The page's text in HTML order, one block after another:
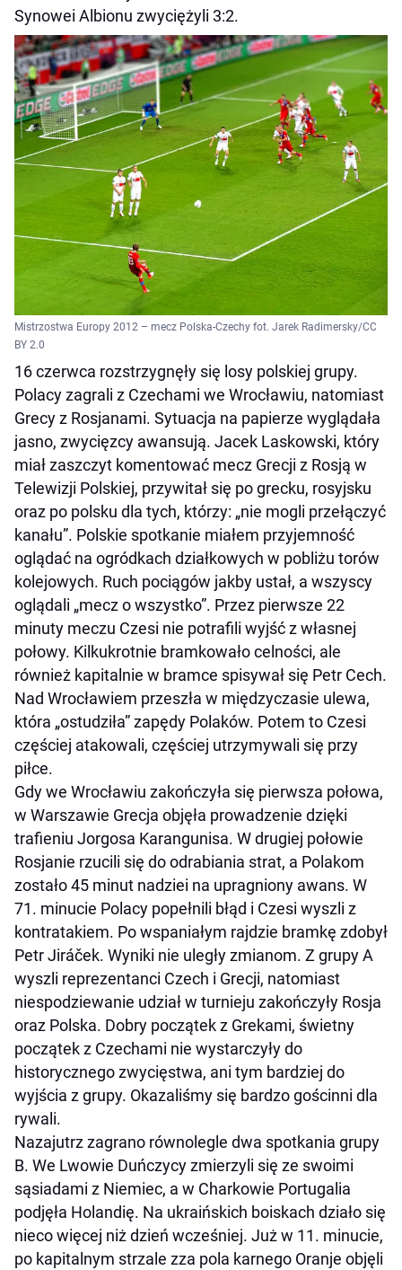
Synowei Albionu zwyciężyli 3:2.
Mistrzostwa Europy 2012 – mecz Polska-Czechy fot. Jarek Radimersky/CC
BY 2.0
16 czerwca rozstrzygnęły się losy polskiej grupy.
Polacy zagrali z Czechami we Wrocławiu, natomiast
Grecy z Rosjanami. Sytuacja na papierze wyglądała
jasno, zwycięzcy awansują. Jacek Laskowski, który
miał zaszczyt komentować mecz Grecji z Rosją w
Telewizji Polskiej, przywitał się po grecku, rosyjsku
oraz po polsku dla tych, którzy: „nie mogli przełączyć
kanału”. Polskie spotkanie miałem przyjemność
oglądać na ogródkach działkowych w pobliżu torów
kolejowych. Ruch pociągów jakby ustał, a wszyscy
oglądali „mecz o wszystko”. Przez pierwsze 22
minuty meczu Czesi nie potrafili wyjść z własnej
połowy. Kilkukrotnie bramkowało celności, ale
również kapitalnie w bramce spisywał się Petr Cech.
Nad Wrocławiem przeszła w międzyczasie ulewa,
która „ostudziła” zapędy Polaków. Potem to Czesi
częściej atakowali, częściej utrzymywali się przy
piłce.
Gdy we Wrocławiu zakończyła się pierwsza połowa,
w Warszawie Grecja objęła prowadzenie dzięki
trafieniu Jorgosa Karangunisa. W drugiej połowie
Rosjanie rzucili się do odrabiania strat, a Polakom
zostało 45 minut nadziei na upragniony awans. W
71. minucie Polacy popełnili błąd i Czesi wyszli z
kontratakiem. Po wspaniałym rajdzie bramkę zdobył
Petr Jiráček. Wyniki nie uległy zmianom. Z grupy A
wyszli reprezentanci Czech i Grecji, natomiast
niespodziewanie udział w turnieju zakończyły Rosja
oraz Polska. Dobry początek z Grekami, świetny
początek z Czechami nie wystarczyły do
historycznego zwycięstwa, ani tym bardziej do
wyjścia z grupy. Okazaliśmy się bardzo gościnni dla
rywali.
Nazajutrz zagrano równolegle dwa spotkania grupy
B. We Lwowie Duńczycy zmierzyli się ze swoimi
sąsiadami z Niemiec, a w Charkowie Portugalia
podjęła Holandię. Na ukraińskich boiskach działo się
nieco więcej niż dzień wcześniej. Już w 11. minucie,
po kapitalnym strzale zza pola karnego Oranje objęli